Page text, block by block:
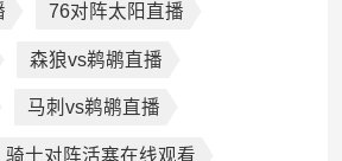
76对阵太阳直播
森狼vs鹈鹕直播
马刺vs鹈鹕直播
骑士对阵活塞在线观看